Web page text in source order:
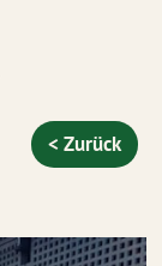
< Zurück